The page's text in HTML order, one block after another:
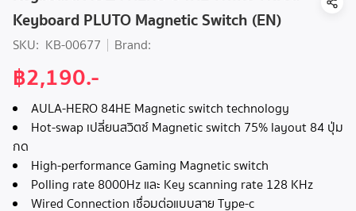
Keyboard PLUTO Magnetic Switch (EN)
SKU: KB-00677 Brand:
฿2,190.-
AULA-HERO 84HE Magnetic switch technology
Hot-swap เปลี่ยนสวิตซ์ Magnetic switch 75% layout 84 ปุ่ม
กด
High-performance Gaming Magnetic switch
Polling rate 8000Hz และ Key scanning rate 128 KHz
Wired Connection เชื่อมต่อแบบสาย Type-c